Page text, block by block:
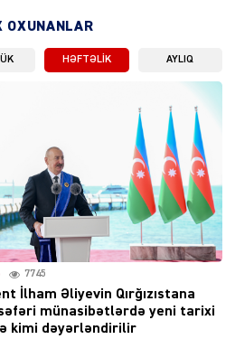
07.08.2026
5493
Rusiya-Ukrayna
münaqişəsinin həllində
irəliləyiş var – Tramp
07.08.2026 5504
Prezident 2 fərman
OXUNANLAR
HƏFTƏLIK AYLIQ
7745
İlham Əliyevin Qırğızıstana
münasibətlərdə yeni tarixi
kimi dəyərləndirilir